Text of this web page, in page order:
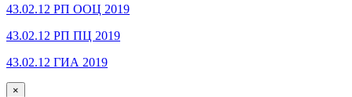
43.02.12 РП ООЦ 2019
43.02.12 РП ПЦ 2019
43.02.12 ГИА 2019
×